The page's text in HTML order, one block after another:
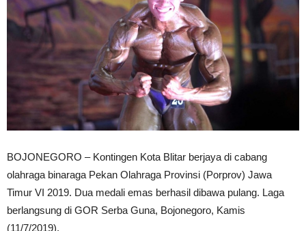
BOJONEGORO – Kontingen Kota Blitar berjaya di cabang
olahraga binaraga Pekan Olahraga Provinsi (Porprov) Jawa
Timur VI 2019. Dua medali emas berhasil dibawa pulang. Laga
berlangsung di GOR Serba Guna, Bojonegoro, Kamis
(11/7/2019).